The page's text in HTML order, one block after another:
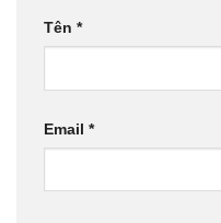
Tên *
Email *